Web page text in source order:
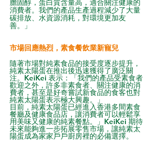
膽固醇，蛋白質含量高，適合關注健康的
消費者。我們的產品生產過程減少了大量
碳排放、水資源消耗，對環境更加友
善。」
市場回應熱烈，素食餐飲業新寵兒
隨著市場對純素食品的接受度逐步提升，
純素太陽蛋在推出後迅速獲得了廣泛關
注。KeiKei 表示：「我們的產品受素食者
歡迎之外，許多非素食者、關注健康的消
費者，甚至是好奇嘗試新食品的食客也對
純素太陽蛋表示極大興趣。」
目前，純素太陽蛋已經進入香港多間素食
餐廳及健康食品店，讓消費者可以輕鬆享
用美味又健康的純素餐點。」KeiKei 期待
未來能夠進一步拓展零售市場，讓純素太
陽蛋成為家家戶戶廚房裡的必備選擇。